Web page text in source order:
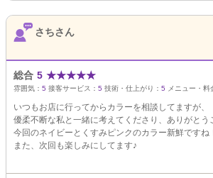
さちさん
総合 5 ★★★★★
雰囲気： 5 接客サービス： 5 技術・仕上がり： 5 メニュー・料
いつもお店に行ってからカラーを相談してますが、
優柔不断な私と一緒に考えてくださり、ありがとう
今回のネイビーとくすみピンクのカラー新鮮ですね
また、次回も楽しみにしてます♪